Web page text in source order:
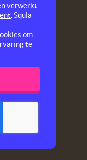
verwerkt
. Squla
om
te